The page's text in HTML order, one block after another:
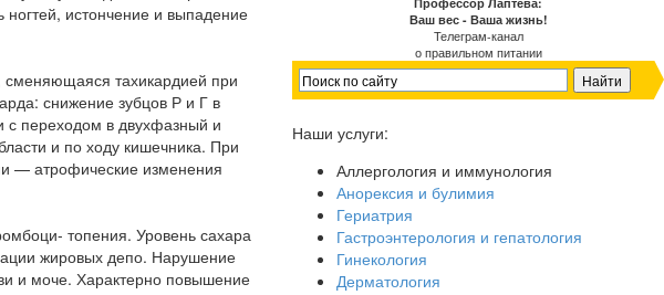
истончение и выпадение
сменяющаяся тахикардией при
снижение зубцов Р и Г в
с переходом в двухфазный и
и по ходу кишечника. При
— атрофические изменения
топения. Уровень сахара
жировых депо. Нарушение
и моче. Характерно повышение
Ваш вес - Ваша жизнь!
Телеграм-канал
о правильном питании
Наши услуги:
Аллергология и иммунология
Анорексия и булимия
Гериатрия
Гастроэнтерология и гепатология
Гинекология
Дерматология